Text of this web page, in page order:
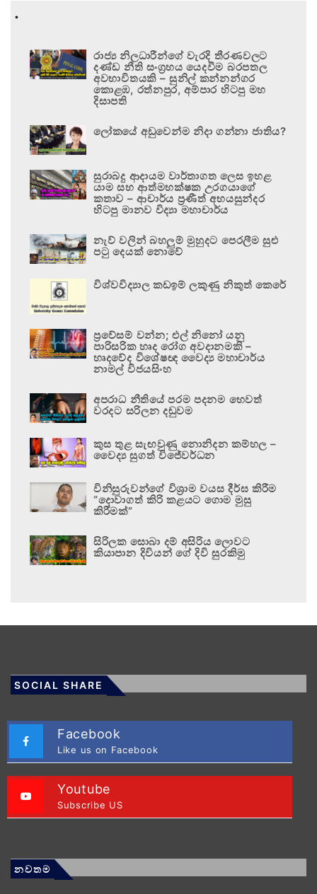
.
රාජ්‍ය නිලධාරීන්ගේ වැරදි තීරණවලට
දණ්ඩ නීති සංග්‍රහය යෙදවීම බරපතල
අවභාවිතයකි – සුනිල් කන්නන්ගර
කොළඹ, රත්නපුර, අම්පාර හිටපු මහ
දිසාපති
ලෝකයේ අඩුවෙන්ම නිදා ගන්නා ජාතිය?
සුරාබදු ආදායම වාර්තාගත ලෙස ඉහළ
යාම සහ ආත්මභක්ෂක උරගයාගේ
කතාව – ආචාර්ය ප්‍රණීත් අභයසුන්දර
හිටපු මානව විද්‍යා මහාචාර්ය
නැව් වලින් බහලුම් මුහුදට පෙරලීම සුළු
පටු දෙයක් නොවේ
විශ්වවිද්‍යාල කඩඉම් ලකුණු නිකුත් කෙරේ
ප්‍රවේසම් වන්න; එල් නිනෝ යනු
පාරිසරික හෘද රෝග අවදානමකි –
හෘදවේද විශේෂඥ වෛද්‍ය මහාචාර්ය
නාමල් විජයසිංහ
අපරාධ නීතියේ පරම පදනම හෙවත්
වරදට සරිලන දඬුවම
කුස තුළ සැඟවුණු නොනිදන කම්හල –
වෛද්‍ය සුගත් විජේවර්ධන
විනිසුරුවන්ගේ විශ්‍රාම වයස දීර්ඝ කිරීම
“දොවාගත් කිරි කළයට ගොම මුසු
කිරීමක්”
සිරිලක සොබා දම් අසිරිය ලොවට
කියාපාන දිවියන් ගේ දිවි සුරකිමු
SOCIAL SHARE
Facebook
Like us on Facebook
Youtube
Subscribe US
නවතම